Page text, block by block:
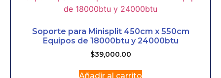
Soporte para Minisplit 450cm x 550cm
Equipos de 18000btu y 24000btu
$39,000.00
Añadir al carrito